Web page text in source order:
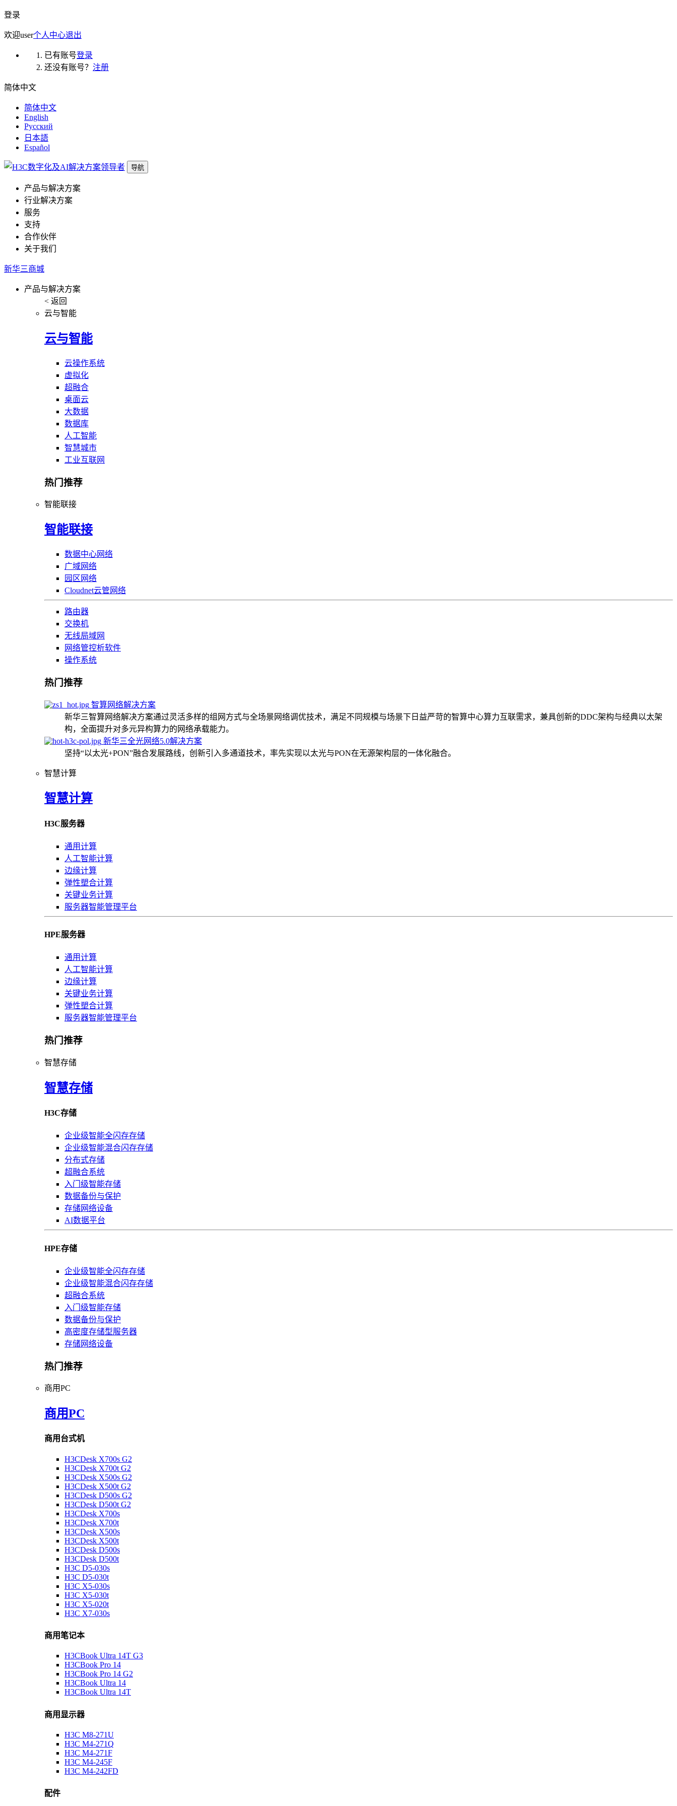
登录
欢迎user个人中心退出
已有账号登录
还没有账号？ 注册
简体中文
简体中文
English
Русский
日本語
Español
导航
产品与解决方案
行业解决方案
服务
支持
合作伙伴
关于我们
新华三商城
产品与解决方案
< 返回
云与智能
云与智能
云操作系统
虚拟化
超融合
桌面云
大数据
数据库
人工智能
智慧城市
工业互联网
热门推荐
智能联接
智能联接
数据中心网络
广域网络
园区网络
Cloudnet云管网络
路由器
交换机
无线局域网
网络管控析软件
操作系统
热门推荐
智算网络解决方案
新华三智算网络解决方案通过灵活多样的组网方式与全场景网络调优技术，满足不同规模与场景下日益严苛的智算中心算力互联需求，兼具创新的DDC架构与经典以太架
构，全面提升对多元异构算力的网络承载能力。
新华三全光网络5.0解决方案
坚持“以太光+PON”融合发展路线，创新引入多通道技术，率先实现以太光与PON在无源架构层的一体化融合。
智慧计算
智慧计算
H3C服务器
通用计算
人工智能计算
边缘计算
弹性塑合计算
关键业务计算
服务器智能管理平台
HPE服务器
通用计算
人工智能计算
边缘计算
关键业务计算
弹性塑合计算
服务器智能管理平台
热门推荐
智慧存储
智慧存储
H3C存储
企业级智能全闪存存储
企业级智能混合闪存存储
分布式存储
超融合系统
入门级智能存储
数据备份与保护
存储网络设备
AI数据平台
HPE存储
企业级智能全闪存存储
企业级智能混合闪存存储
超融合系统
入门级智能存储
数据备份与保护
高密度存储型服务器
存储网络设备
热门推荐
商用PC
商用PC
商用台式机
H3CDesk X700s G2
H3CDesk X700t G2
H3CDesk X500s G2
H3CDesk X500t G2
H3CDesk D500s G2
H3CDesk D500t G2
H3CDesk X700s
H3CDesk X700t
H3CDesk X500s
H3CDesk X500t
H3CDesk D500s
H3CDesk D500t
H3C D5-030s
H3C D5-030t
H3C X5-030s
H3C X5-030t
H3C X5-020t
H3C X7-030s
商用笔记本
H3CBook Ultra 14T G3
H3CBook Pro 14
H3CBook Pro 14 G2
H3CBook Ultra 14
H3CBook Ultra 14T
商用显示器
H3C M8-271U
H3C M4-271Q
H3C M4-271F
H3C M4-245F
H3C M4-242FD
配件